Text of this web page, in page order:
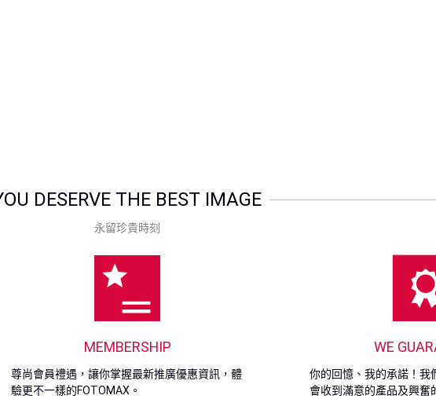
DESERVE THE BEST IMAGE
永留珍貴時刻
MEMBERSHIP
尊尚會員禮遇，讓你掌握最新推廣優惠資訊，體
驗更不一樣的FOTOMAX。
WE
你的回憶、我的承諾！我
會收到滿意的產品及興奮